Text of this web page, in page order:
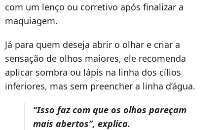
com um lenço ou corretivo após finalizar a
maquiagem.
Já para quem deseja abrir o olhar e criar a
sensação de olhos maiores, ele recomenda
aplicar sombra ou lápis na linha dos cílios
inferiores, mas sem preencher a linha d’água.
“Isso faz com que os olhos pareçam
mais abertos”, explica.